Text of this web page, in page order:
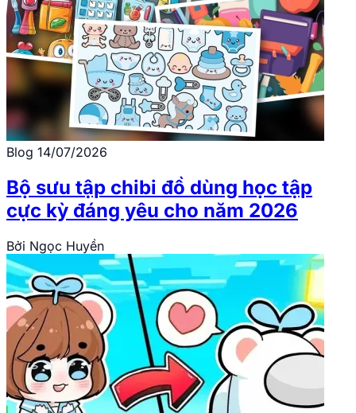
Blog 14/07/2026
Bộ sưu tập chibi đồ dùng học tập
cực kỳ đáng yêu cho năm 2026
Bởi Ngọc Huyền